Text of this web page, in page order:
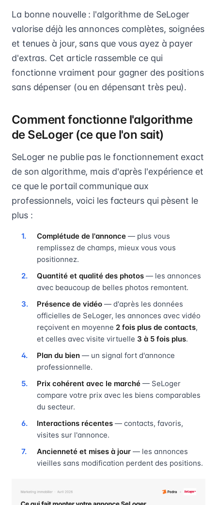
La bonne nouvelle : l'algorithme de SeLoger
valorise déjà les annonces complètes, soignées
et tenues à jour, sans que vous ayez à payer
d'extras. Cet article rassemble ce qui
fonctionne vraiment pour gagner des positions
sans dépenser (ou en dépensant très peu).
Comment fonctionne l'algorithme
de SeLoger (ce que l'on sait)
SeLoger ne publie pas le fonctionnement exact
de son algorithme, mais d'après l'expérience et
ce que le portail communique aux
professionnels, voici les facteurs qui pèsent le
plus :
Complétude de l'annonce — plus vous
remplissez de champs, mieux vous vous
positionnez.
Quantité et qualité des photos — les annonces
avec beaucoup de belles photos remontent.
Présence de vidéo — d'après les données
officielles de SeLoger, les annonces avec vidéo
reçoivent en moyenne 2 fois plus de contacts,
et celles avec visite virtuelle 3 à 5 fois plus.
Plan du bien — un signal fort d'annonce
professionnelle.
Prix cohérent avec le marché — SeLoger
compare votre prix avec les biens comparables
du secteur.
Interactions récentes — contacts, favoris,
visites sur l'annonce.
Ancienneté et mises à jour — les annonces
vieilles sans modification perdent des positions.